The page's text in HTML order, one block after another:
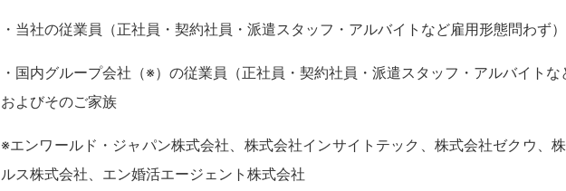
・当社の従業員（正社員・契約社員・派遣スタッフ・アルバイトなど雇用形態問わず
・国内グループ会社（※）の従業員（正社員・契約社員・派遣スタッフ・アルバイトな
およびそのご家族
※エンワールド・ジャパン株式会社、株式会社インサイトテック、株式会社ゼクウ、株
ルス株式会社、エン婚活エージェント株式会社